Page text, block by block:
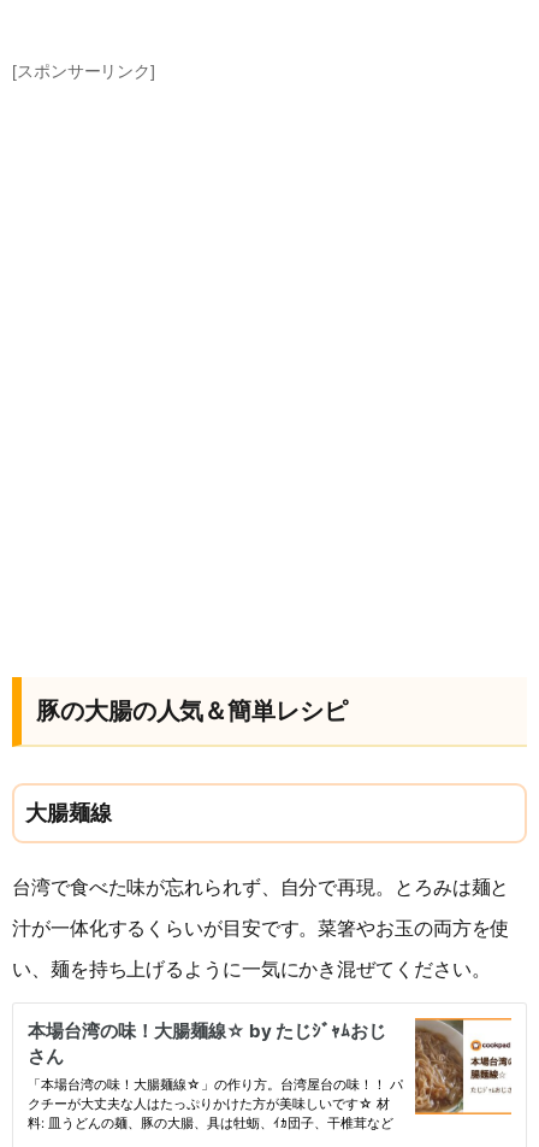
[スポンサーリンク]
豚の大腸の人気＆簡単レシピ
大腸麺線
台湾で食べた味が忘れられず、自分で再現。とろみは麺と
汁が一体化するくらいが目安です。菜箸やお玉の両方を使
い、麺を持ち上げるように一気にかき混ぜてください。